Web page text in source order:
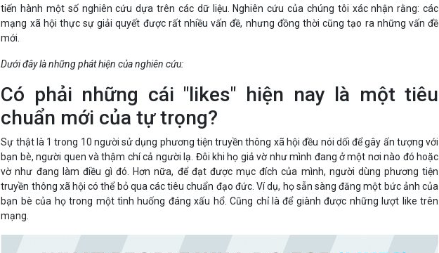
tiến hành một số nghiên cứu dựa trên các dữ liệu. Nghiên cứu của chúng tôi xác nhận rằng: các
mạng xã hội thực sự giải quyết được rất nhiều vấn đề, nhưng đồng thời cũng tạo ra những vấn đề
mới.
Dưới đây là những phát hiện của nghiên cứu:
Có phải những cái "likes" hiện nay là một tiêu
chuẩn mới của tự trọng?
Sự thật là 1 trong 10 người sử dụng phương tiện truyền thông xã hội đều nói dối để gây ấn tượng với
bạn bè, người quen và thậm chí cả người lạ. Đôi khi họ giả vờ như mình đang ở một nơi nào đó hoặc
vờ như đang làm điều gì đó. Hơn nữa, để đạt được mục đích của mình, người dùng phương tiện
truyền thông xã hội có thể bỏ qua các tiêu chuẩn đạo đức. Ví dụ, họ sẵn sàng đăng một bức ảnh của
bạn bè của họ trong một tình huống đáng xấu hổ. Cũng chỉ là để giành được những lượt like trên
mạng.